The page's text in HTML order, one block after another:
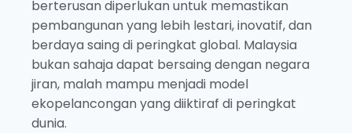
berterusan diperlukan untuk memastikan
pembangunan yang lebih lestari, inovatif, dan
berdaya saing di peringkat global. Malaysia
bukan sahaja dapat bersaing dengan negara
jiran, malah mampu menjadi model
ekopelancongan yang diiktiraf di peringkat
dunia.